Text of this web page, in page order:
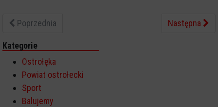
Poprzednia Następna
Kategorie
Ostrołęka
Powiat ostrołecki
Sport
Balujemy